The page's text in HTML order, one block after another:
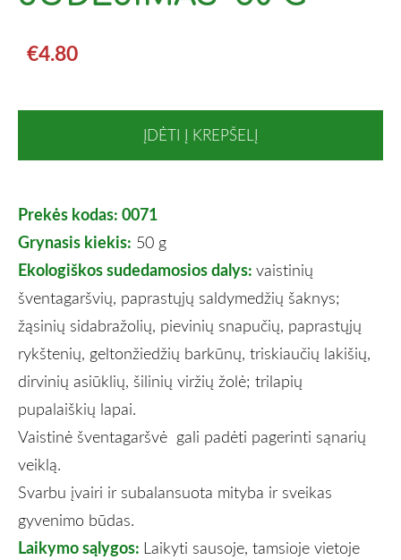
€4.80
ĮDĖTI Į KREPŠELĮ
Prekės kodas: 0071
Grynasis kiekis: 50 g
Ekologiškos sudedamosios dalys: vaistinių
šventagaršvių, paprastųjų saldymedžių šaknys;
žąsinių sidabražolių, pievinių snapučių, paprastųjų
rykštenių, geltonžiedžių barkūnų, triskiaučių lakišių,
dirvinių asiūklių, šilinių viržių žolė; trilapių
pupalaiškių lapai.
Vaistinė šventagaršvė gali padėti pagerinti sąnarių
veiklą.
Svarbu įvairi ir subalansuota mityba ir sveikas
gyvenimo būdas.
Laikymo sąlygos: Laikyti sausoje, tamsioje vietoje